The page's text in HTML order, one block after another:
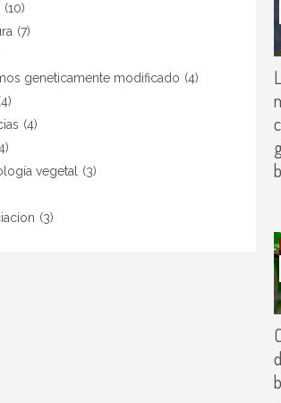
(10)
(7)
geneticamente modificado (4)
(4)
vegetal
(3)
(3)